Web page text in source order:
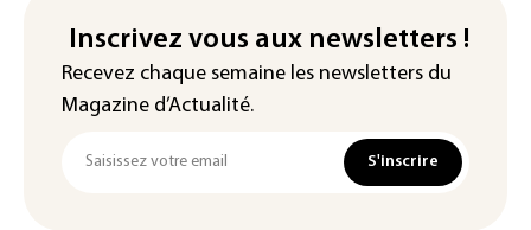
Inscrivez vous aux newsletters !
Recevez chaque semaine les newsletters du
Magazine d’Actualité.
S'inscrire